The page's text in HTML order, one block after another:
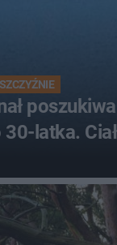
latka.